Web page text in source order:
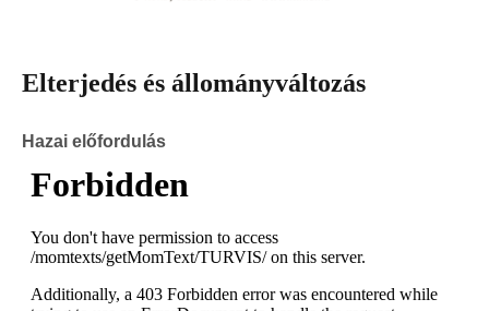
Elterjedés és állományváltozás
Hazai előfordulás